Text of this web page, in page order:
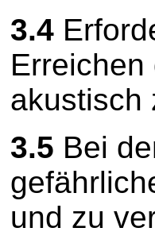
3.4
akustisch
3.5 Bei
und zu